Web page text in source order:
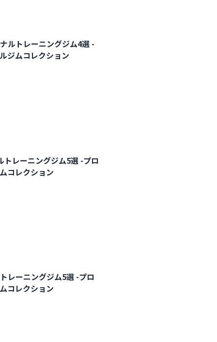
ルトレーニングジム4選 -
ジムコレクション
トレーニングジム5選 -プロ
コレクション
レーニングジム5選 -プロ
コレクション